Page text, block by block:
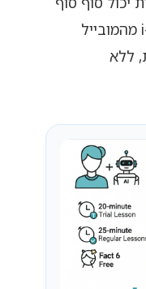
להרגיש פחות מלחיץ? הורידו את i-fal מהמובייל
חינם של 20 דקות, ללא